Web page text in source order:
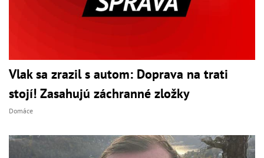
Vlak sa zrazil s autom: Doprava na trati
stojí! Zasahujú záchranné zložky
Domáce